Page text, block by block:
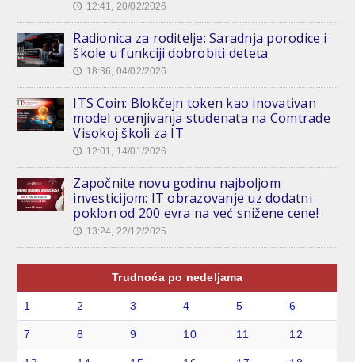
🕔 12:41, 20/02/2026
Radionica za roditelje: Saradnja porodice i
škole u funkciji dobrobiti deteta
🕔 18:36, 04/02/2026
ITS Coin: Blokčejn token kao inovativan
model ocenjivanja studenata na Comtrade
Visokoj školi za IT
🕔 12:01, 14/01/2026
Započnite novu godinu najboljom
investicijom: IT obrazovanje uz dodatni
poklon od 200 evra na već snižene cene!
🕔 13:24, 22/12/2025
Trudnoća po nedeljama
1 2 3 4 5 6
7 8 9 10 11 12